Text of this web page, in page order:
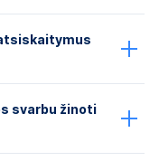
svarbu žinoti